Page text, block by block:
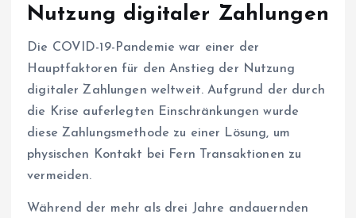
Nutzung digitaler Zahlungen
Die COVID-19-Pandemie war einer der
Hauptfaktoren für den Anstieg der Nutzung
digitaler Zahlungen weltweit. Aufgrund der durch
die Krise auferlegten Einschränkungen wurde
diese Zahlungsmethode zu einer Lösung, um
physischen Kontakt bei Fern Transaktionen zu
vermeiden.
Während der mehr als drei Jahre andauernden